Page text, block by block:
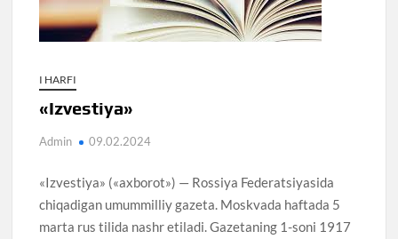
I HARFI
«Izvestiya»
Admin 09.02.2024
«Izvestiya» («axborot») — Rossiya Federatsiyasida
chiqadigan umummilliy gazeta. Moskvada haftada 5
marta rus tilida nashr etiladi. Gazetaning 1-soni 1917